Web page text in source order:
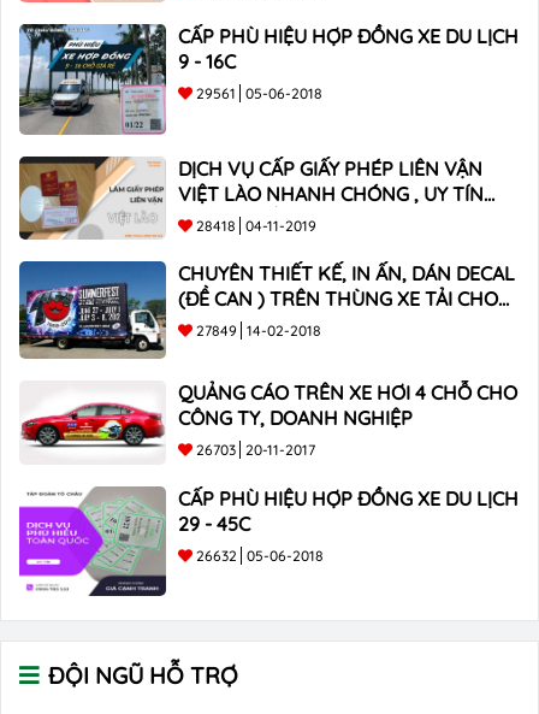
CẤP PHÙ HIỆU HỢP ĐỒNG XE DU LỊCH
9 - 16C
29561 05-06-2018
DỊCH VỤ CẤP GIẤY PHÉP LIÊN VẬN
VIỆT LÀO NHANH CHÓNG , UY TÍN
TOÀN QUỐC
28418 04-11-2019
CHUYÊN THIẾT KẾ, IN ẤN, DÁN DECAL
(ĐỀ CAN ) TRÊN THÙNG XE TẢI CHO
CÔNG TY
27849 14-02-2018
QUẢNG CÁO TRÊN XE HƠI 4 CHỖ CHO
CÔNG TY, DOANH NGHIỆP
26703 20-11-2017
CẤP PHÙ HIỆU HỢP ĐỒNG XE DU LỊCH
29 - 45C
26632 05-06-2018
ĐỘI NGŨ HỖ TRỢ